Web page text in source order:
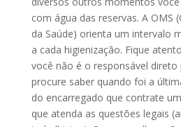
com água das reservas. A OMS
da Saúde) orienta um intervalo
a cada higienização. Fique
você não é o responsável direto
procure saber quando foi a
do encarregado que contrate
que atenda as questões legais